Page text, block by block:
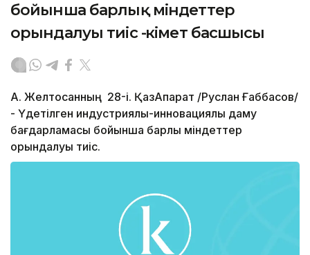
бойынша барлық міндеттер
орындалуы тиіс -Үкімет басшысы
А. Желтоқсанның 28-і. ҚазАқпарат /Руслан Ғаббасов/
- Үдетілген индустриялық-инновациялық даму
бағдарламасы бойынша барлық міндеттер
орындалуы тиіс.